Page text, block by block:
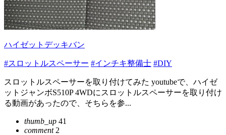
ハイゼットデッキバン
#スロットルスペーサー #インチキ整備士 #DIY
スロットルスペーサーを取り付けてみた youtubeで、ハイゼ
ットジャンボS510P 4WDにスロットルスペーサーを取り付け
る動画があったので、そちらを参...
thumb_up 41
comment2